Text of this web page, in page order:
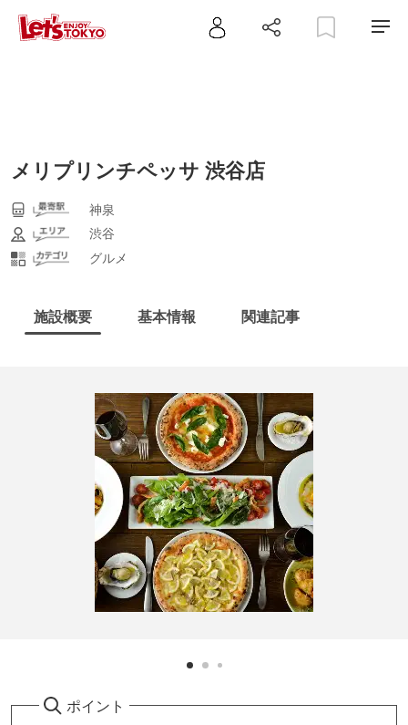
メリプリンチペッサ 渋谷店
神泉
渋谷
グルメ
施設概要 基本情報 関連記事
ポイント